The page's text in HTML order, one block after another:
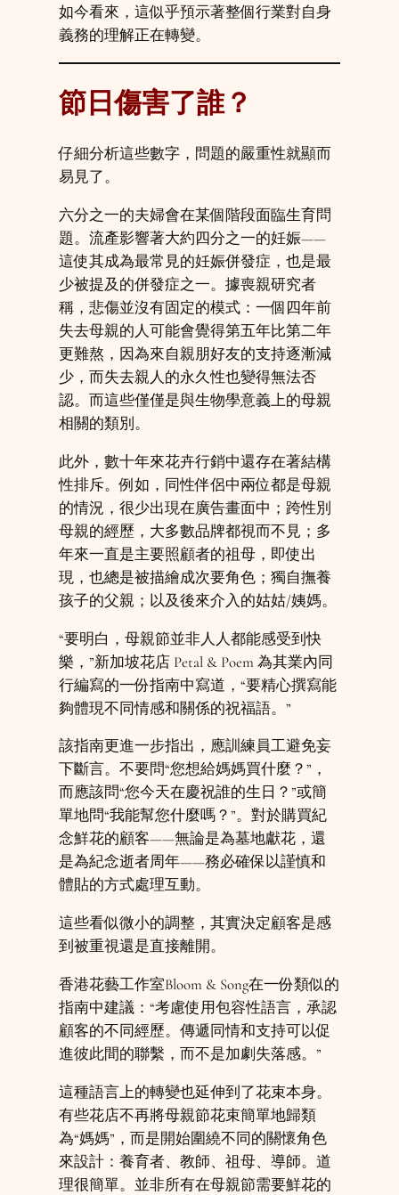
如今看來，這似乎預示著整個行業對自身
義務的理解正在轉變。
節日傷害了誰？
仔細分析這些數字，問題的嚴重性就顯而
易見了。
六分之一的夫婦會在某個階段面臨生育問
題。流產影響著大約四分之一的妊娠——
這使其成為最常見的妊娠併發症，也是最
少被提及的併發症之一。據喪親研究者
稱，悲傷並沒有固定的模式：一個四年前
失去母親的人可能會覺得第五年比第二年
更難熬，因為來自親朋好友的支持逐漸減
少，而失去親人的永久性也變得無法否
認。而這些僅僅是與生物學意義上的母親
相關的類別。
此外，數十年來花卉行銷中還存在著結構
性排斥。例如，同性伴侶中兩位都是母親
的情況，很少出現在廣告畫面中；跨性別
母親的經歷，大多數品牌都視而不見；多
年來一直是主要照顧者的祖母，即使出
現，也總是被描繪成次要角色；獨自撫養
孩子的父親；以及後來介入的姑姑/姨媽。
“要明白，母親節並非人人都能感受到快
樂，”新加坡花店 Petal & Poem 為其業內同
行編寫的一份指南中寫道，“要精心撰寫能
夠體現不同情感和關係的祝福語。”
該指南更進一步指出，應訓練員工避免妄
下斷言。不要問“您想給媽媽買什麼？”，
而應該問“您今天在慶祝誰的生日？”或簡
單地問“我能幫您什麼嗎？”。對於購買紀
念鮮花的顧客——無論是為墓地獻花，還
是為紀念逝者周年——務必確保以謹慎和
體貼的方式處理互動。
這些看似微小的調整，其實決定顧客是感
到被重視還是直接離開。
香港花藝工作室Bloom & Song在一份類似的
指南中建議：“考慮使用包容性語言，承認
顧客的不同經歷。傳遞同情和支持可以促
進彼此間的聯繫，而不是加劇失落感。”
這種語言上的轉變也延伸到了花束本身。
有些花店不再將母親節花束簡單地歸類
為“媽媽”，而是開始圍繞不同的關懷角色
來設計：養育者、教師、祖母、導師。道
理很簡單。並非所有在母親節需要鮮花的